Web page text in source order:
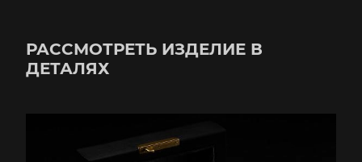
РАССМОТРЕТЬ ИЗДЕЛИЕ В
ДЕТАЛЯХ